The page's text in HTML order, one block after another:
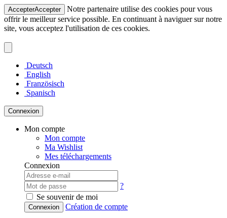
AccepterAccepter
Notre partenaire utilise des cookies pour vous
offrir le meilleur service possible. En continuant à naviguer sur notre
site, vous acceptez l'utilisation de ces cookies.
Deutsch
English
Französisch
Spanisch
Connexion
Mon compte
Mon compte
Ma Wishlist
Mes téléchargements
Connexion
?
Se souvenir de moi
Connexion Création de compte